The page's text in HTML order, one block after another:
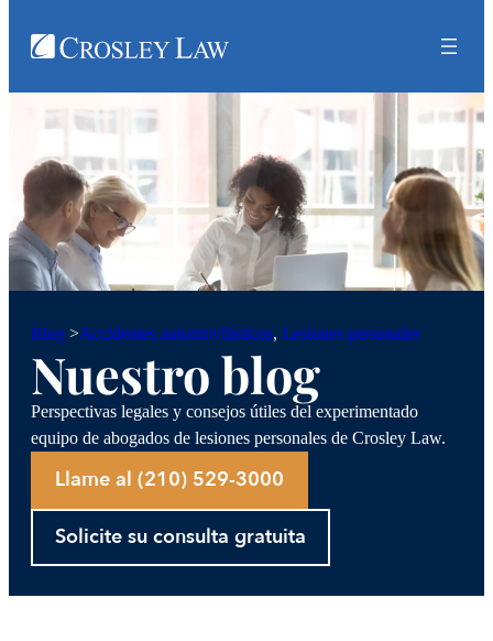
Blog >Accidentes automovilísticos, Lesiones personales
Nuestro blog
Perspectivas legales y consejos útiles del experimentado
equipo de abogados de lesiones personales de Crosley Law.
Llame al (210) 529-3000
Solicite su consulta gratuita